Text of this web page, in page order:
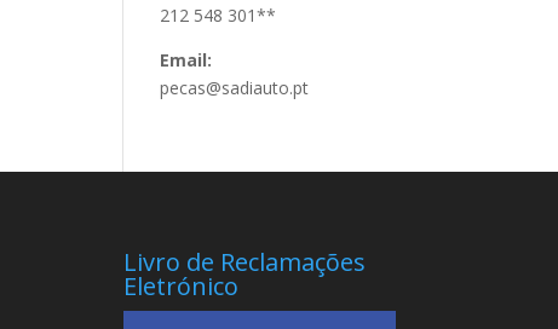
212 548 301**
Email:
pecas@sadiauto.pt
Livro de Reclamações
Eletrónico